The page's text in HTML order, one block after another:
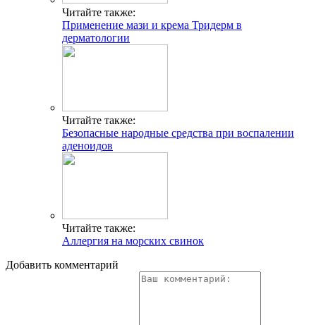
Читайте также:
Применение мази и крема Тридерм в
дерматологии
Читайте также:
Безопасные народные средства при воспалении
аденоидов
Читайте также:
Аллергия на морских свинок
Добавить комментарий